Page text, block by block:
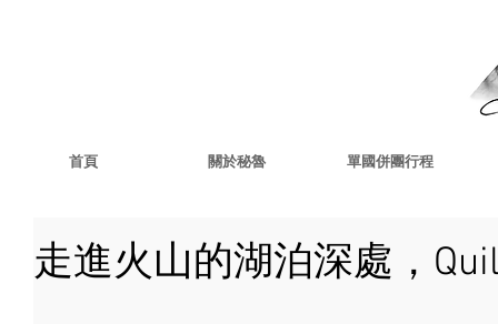
首頁 關於秘魯 單國併團行程
走進火山的湖泊深處，